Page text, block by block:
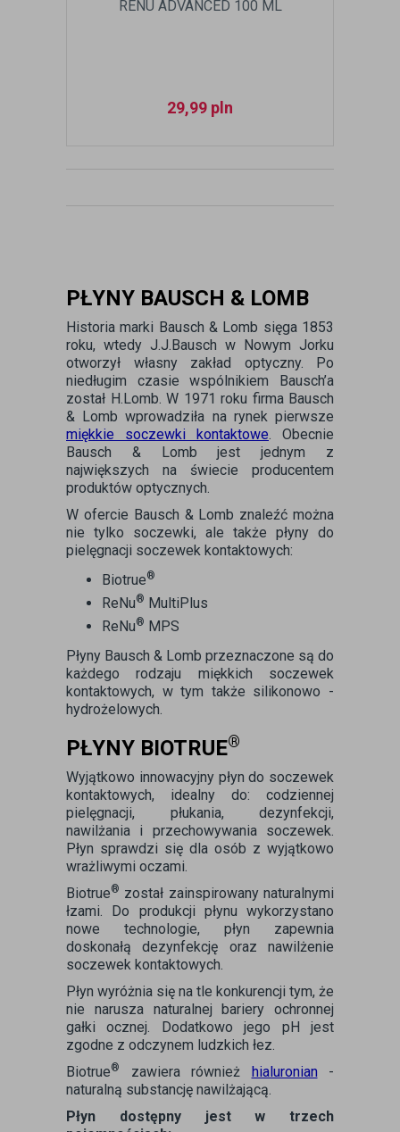
RENU ADVANCED 100 ML
29,99 pln
PŁYNY BAUSCH & LOMB
Historia marki Bausch & Lomb sięga 1853
roku, wtedy J.J.Bausch w Nowym Jorku
otworzył własny zakład optyczny. Po
niedługim czasie wspólnikiem Bausch’a
został H.Lomb. W 1971 roku firma Bausch
& Lomb wprowadziła na rynek pierwsze
miękkie soczewki kontaktowe. Obecnie
Bausch & Lomb jest jednym z
największych na świecie producentem
produktów optycznych.
W ofercie Bausch & Lomb znaleźć można
nie tylko soczewki, ale także płyny do
pielęgnacji soczewek kontaktowych:
Biotrue®
ReNu® MultiPlus
ReNu® MPS
Płyny Bausch & Lomb przeznaczone są do
każdego rodzaju miękkich soczewek
kontaktowych, w tym także silikonowo -
hydrożelowych.
PŁYNY BIOTRUE®
Wyjątkowo innowacyjny płyn do soczewek
kontaktowych, idealny do: codziennej
pielęgnacji, płukania, dezynfekcji,
nawilżania i przechowywania soczewek.
Płyn sprawdzi się dla osób z wyjątkowo
wrażliwymi oczami.
Biotrue® został zainspirowany naturalnymi
łzami. Do produkcji płynu wykorzystano
nowe technologie, płyn zapewnia
doskonałą dezynfekcję oraz nawilżenie
soczewek kontaktowych.
Płyn wyróżnia się na tle konkurencji tym, że
nie narusza naturalnej bariery ochronnej
gałki ocznej. Dodatkowo jego pH jest
zgodne z odczynem ludzkich łez.
Biotrue® zawiera również hialuronian -
naturalną substancję nawilżającą.
Płyn dostępny jest w trzech